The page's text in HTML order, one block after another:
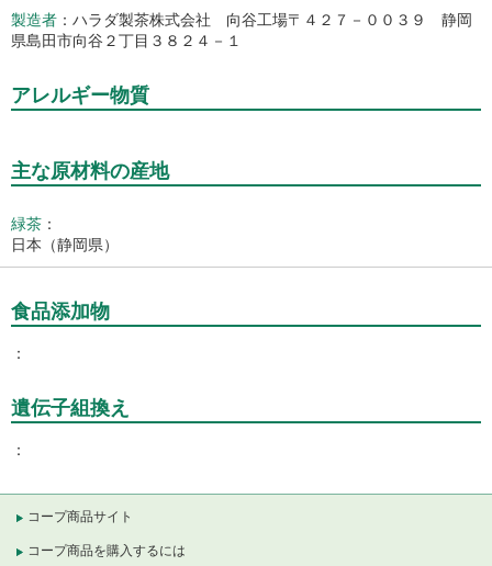
製造者
ハラダ製茶株式会社 向谷工場〒４２７－００３９ 静岡
県島田市向谷２丁目３８２４－１
アレルギー物質
主な原材料の産地
緑茶 ：
日本（静岡県）
食品添加物
遺伝子組換え
コープ商品サイト
コープ商品を購入するには